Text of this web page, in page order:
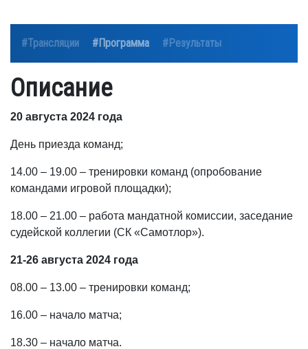
#Трансляции #Программа #Результаты
Описание
20 августа 2024 года
День приезда команд;
14.00 – 19.00 – тренировки команд (опробование
командами игровой площадки);
18.00 – 21.00 – работа мандатной комиссии, заседание
судейской коллегии (СК «Самотлор»).
21-26 августа 2024 года
08.00 – 13.00 – тренировки команд;
16.00 – начало матча;
18.30 – начало матча.